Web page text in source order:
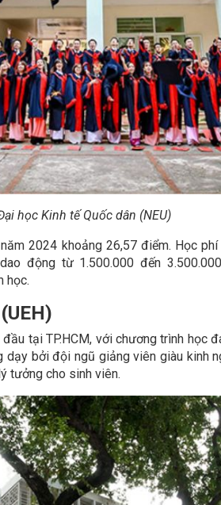
học Kinh tế Quốc dân (NEU)
năm 2024 khoảng 26,57 điểm. Học
động từ 1.500.000 đến
học.
tại TP.HCM, với chương trình học
bởi đội ngũ giảng viên giàu kinh
tưởng cho sinh viên.